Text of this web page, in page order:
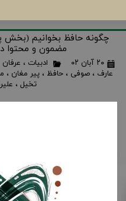
چگونه حافظ بخوانیم (بخش
مضمون و محتوا
۲۰ آبان ۰۲ ادبیات ، عرفان
عارف ، صوفی ، حافظ ، پیر مغان ،
تخیل ،